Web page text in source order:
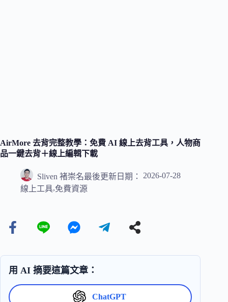
AirMore 去背完整教學：免費 AI 線上去背工具，人物商
品一鍵去背＋線上編輯下載
Sliven 褚崇名最後更新日期：
2026-07-28
線上工具,免費資源
用 AI 摘要這篇文章：
ChatGPT